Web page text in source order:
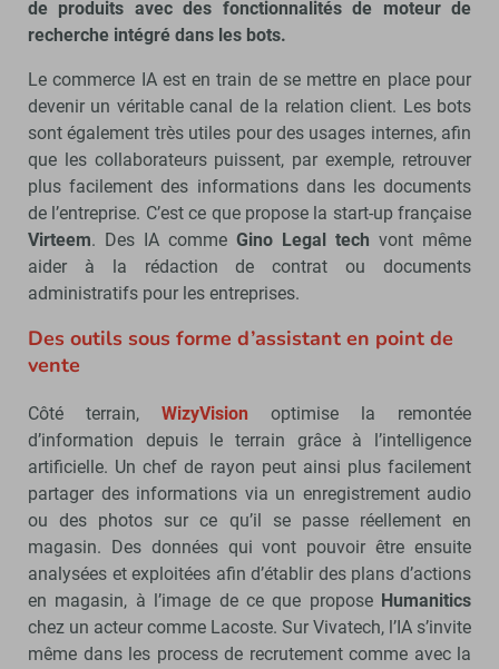
de produits avec des fonctionnalités de moteur de
recherche intégré dans les bots.
Le commerce IA est en train de se mettre en place pour
devenir un véritable canal de la relation client. Les bots
sont également très utiles pour des usages internes, afin
que les collaborateurs puissent, par exemple, retrouver
plus facilement des informations dans les documents
de l’entreprise. C’est ce que propose la start-up française
Virteem. Des IA comme Gino Legal tech vont même
aider à la rédaction de contrat ou documents
administratifs pour les entreprises.
Des outils sous forme d’assistant en point de
vente
Côté terrain, WizyVision optimise la remontée
d’information depuis le terrain grâce à l’intelligence
artificielle. Un chef de rayon peut ainsi plus facilement
partager des informations via un enregistrement audio
ou des photos sur ce qu’il se passe réellement en
magasin. Des données qui vont pouvoir être ensuite
analysées et exploitées afin d’établir des plans d’actions
en magasin, à l’image de ce que propose Humanitics
chez un acteur comme Lacoste. Sur Vivatech, l’IA s’invite
même dans les process de recrutement comme avec la